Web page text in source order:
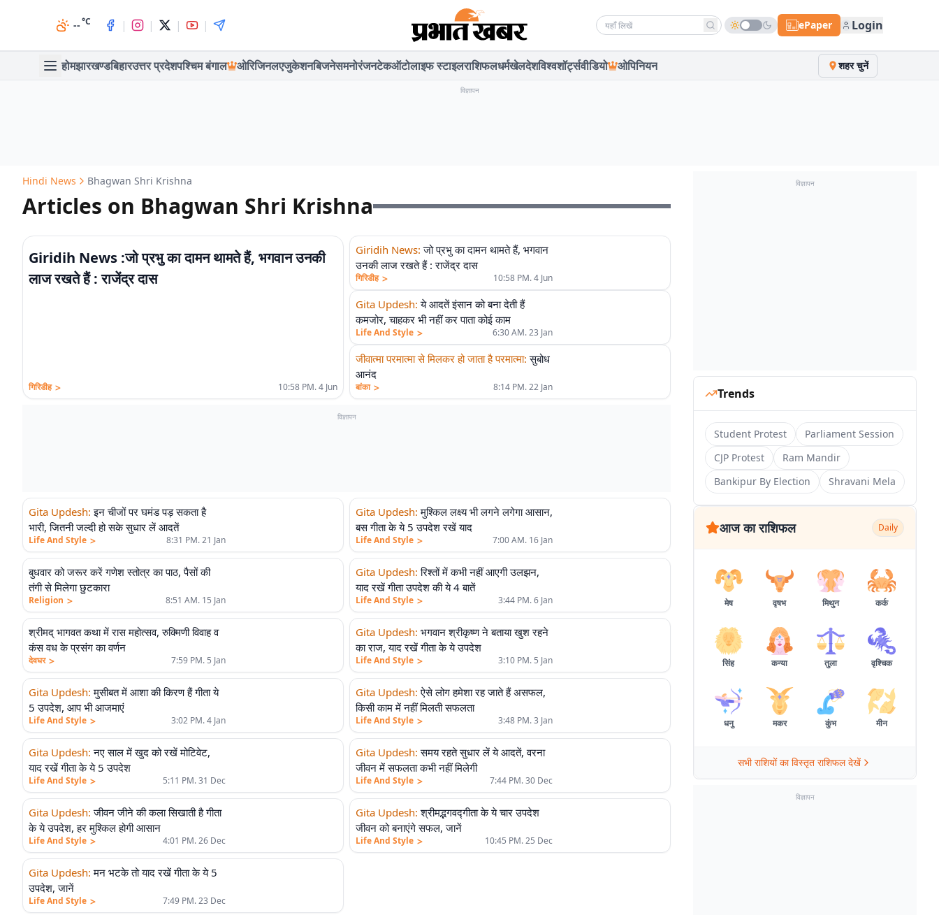
--°C | | | | Search news ePaper Login
होमझारखण्डबिहारउत्तर प्रदेशपश्चिम बंगाल ओरिजिनलएजुकेशनबिजनेसमनोरंजनटेकऑटोलाइफ स्टाइलराशिफलधर्मखेलदेशविश्वशॉर्ट्सवीडियो ओपिनियन शहर चुनें
विज्ञापन
Hindi News Bhagwan Shri Krishna
Articles on Bhagwan Shri Krishna
Giridih News :जो प्रभु का दामन थामते हैं, भगवान उनकी
लाज रखते हैं : राजेंद्र दास
गिरिडीह > 10:58 PM. 4 Jun
Giridih News: जो प्रभु का दामन थामते हैं, भगवान
उनकी लाज रखते हैं : राजेंद्र दास
गिरिडीह > 10:58 PM. 4 Jun
Gita Updesh: ये आदतें इंसान को बना देती हैं
कमजोर, चाहकर भी नहीं कर पाता कोई काम
Life And Style > 6:30 AM. 23 Jan
जीवात्मा परमात्मा से मिलकर हो जाता है परमात्मा: सुबोध
आनंद
बांका > 8:14 PM. 22 Jan
विज्ञापन
Gita Updesh: इन चीजों पर घमंड पड़ सकता है
भारी, जितनी जल्दी हो सके सुधार लें आदतें
Life And Style > 8:31 PM. 21 Jan
Gita Updesh: मुश्किल लक्ष्य भी लगने लगेगा आसान,
बस गीता के ये 5 उपदेश रखें याद
Life And Style > 7:00 AM. 16 Jan
बुधवार को जरूर करें गणेश स्तोत्र का पाठ, पैसों की
तंगी से मिलेगा छुटकारा
Religion > 8:51 AM. 15 Jan
Gita Updesh: रिश्तों में कभी नहीं आएगी उलझन,
याद रखें गीता उपदेश की ये 4 बातें
Life And Style > 3:44 PM. 6 Jan
श्रीमद् भागवत कथा में रास महोत्सव, रुक्मिणी विवाह व
कंस वध के प्रसंग का वर्णन
देवघर > 7:59 PM. 5 Jan
Gita Updesh: भगवान श्रीकृष्ण ने बताया खुश रहने
का राज, याद रखें गीता के ये उपदेश
Life And Style > 3:10 PM. 5 Jan
Gita Updesh: मुसीबत में आशा की किरण हैं गीता ये
5 उपदेश, आप भी आजमाएं
Life And Style > 3:02 PM. 4 Jan
Gita Updesh: ऐसे लोग हमेशा रह जाते हैं असफल,
किसी काम में नहीं मिलती सफलता
Life And Style > 3:48 PM. 3 Jan
Gita Updesh: नए साल में खुद को रखें मोटिवेट,
याद रखें गीता के ये 5 उपदेश
Life And Style > 5:11 PM. 31 Dec
Gita Updesh: समय रहते सुधार लें ये आदतें, वरना
जीवन में सफलता कभी नहीं मिलेगी
Life And Style > 7:44 PM. 30 Dec
Gita Updesh: जीवन जीने की कला सिखाती है गीता
के ये उपदेश, हर मुश्किल होगी आसान
Life And Style > 4:01 PM. 26 Dec
Gita Updesh: श्रीमद्भगवद्गीता के ये चार उपदेश
जीवन को बनाएंगे सफल, जानें
Life And Style > 10:45 PM. 25 Dec
Gita Updesh: मन भटके तो याद रखें गीता के ये 5
उपदेश, जानें
Life And Style > 7:49 PM. 23 Dec
विज्ञापन
Trends
Student Protest
Parliament Session
CJP Protest
Ram Mandir
Bankipur By Election
Shravani Mela
आज का राशिफल Daily
मेष वृषभ मिथुन कर्क
सिंह कन्या तुला वृश्चिक
धनु मकर कुंभ मीन
सभी राशियों का विस्तृत राशिफल देखें
विज्ञापन